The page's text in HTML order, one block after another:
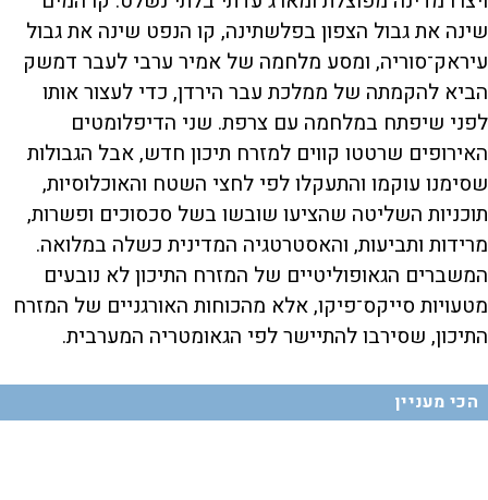
שינה את גבול הצפון בפלשתינה, קו הנפט שינה את גבול
עיראק־סוריה, ומסע מלחמה של אמיר ערבי לעבר דמשק
הביא להקמתה של ממלכת עבר הירדן, כדי לעצור אותו
לפני שיפתח במלחמה עם צרפת. שני הדיפלומטים
האירופים שרטטו קווים למזרח תיכון חדש, אבל הגבולות
שסימנו עוקמו והתעקלו לפי לחצי השטח והאוכלוסיות,
תוכניות השליטה שהציעו שובשו בשל סכסוכים ופשרות,
מרידות ותביעות, והאסטרטגיה המדינית כשלה במלואה.
המשברים הגאופוליטיים של המזרח התיכון לא נובעים
מטעויות סייקס־פיקו, אלא מהכוחות האורגניים של המזרח
התיכון, שסירבו להתיישר לפי הגאומטריה המערבית.
הכי מעניין